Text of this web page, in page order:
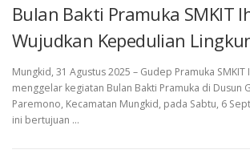
Bulan Bakti Pramuka SMKIT
Wujudkan Kepedulian
Mungkid, 31 Agustus 2025 – Gudep Pramuka SMKIT
menggelar kegiatan Bulan Bakti Pramuka di Dusun
Paremono, Kecamatan Mungkid, pada Sabtu, 6
ini bertujuan …